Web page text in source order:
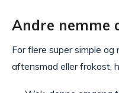
Andre nemme
For flere super simple
aftensmad eller frokost,